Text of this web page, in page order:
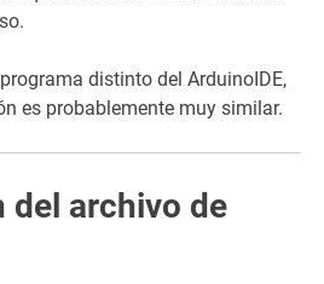
distinto del ArduinoIDE,
es probablemente muy similar.
del archivo de